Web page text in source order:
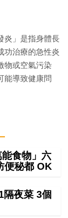
炎」是指身體長
功治療的急性炎
物或空氣污染
能導致健康問
食物」六
便秘都 OK
隔夜菜 3個